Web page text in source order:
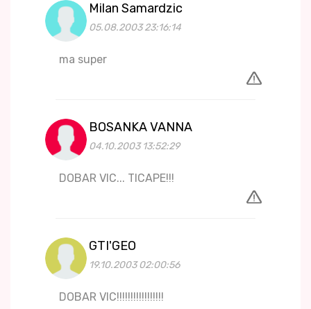
Milan Samardzic
05.08.2003 23:16:14
ma super
BOSANKA VANNA
04.10.2003 13:52:29
DOBAR VIC... TICAPE!!!
GTI'GEO
19.10.2003 02:00:56
DOBAR VIC!!!!!!!!!!!!!!!!!